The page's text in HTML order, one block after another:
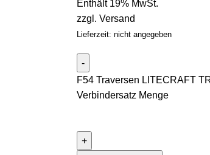
Enthält 19% MwSt.
zzgl. Versand
Lieferzeit: nicht angegeben
F54 Traversen LITECRAFT
Verbindersatz Menge